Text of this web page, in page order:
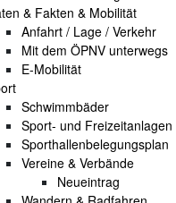
& Fakten & Mobilität
Anfahrt / Lage / Verkehr
Mit dem ÖPNV unterwegs
E-Mobilität
Schwimmbäder
Sport- und Freizeitanlagen
Sporthallenbelegungsplan
Vereine & Verbände
Neueintrag